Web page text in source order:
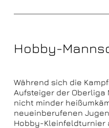
Hobby-
Während sich die
Aufsteiger der
nicht minder
neueinberufenen
Hobby-Kleinfeldturnier